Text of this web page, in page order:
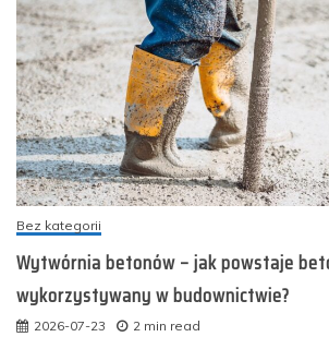
Bez kategorii
Wytwórnia betonów – jak powstaje
wykorzystywany w budownictwie?
2026-07-23 2 min read